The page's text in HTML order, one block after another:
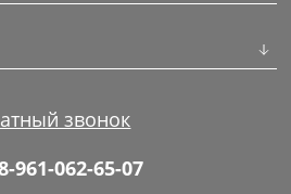
Макияж
звонок
961-062-65-07